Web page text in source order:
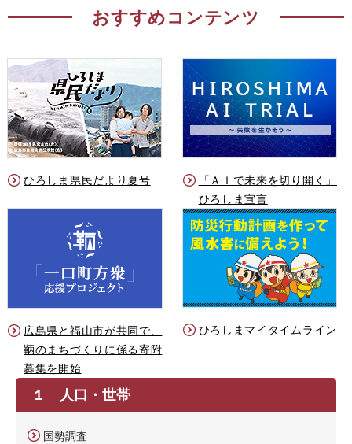
おすすめコンテンツ
ひろしま県民だより夏号
「ＡＩで未来を切り開く」
ひろしま宣言
広島県と福山市が共同で、
鞆のまちづくりに係る寄附
募集を開始
ひろしまマイタイムライン
１ 人口・世帯
国勢調査